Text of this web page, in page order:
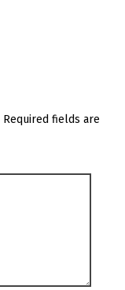
Required fields are